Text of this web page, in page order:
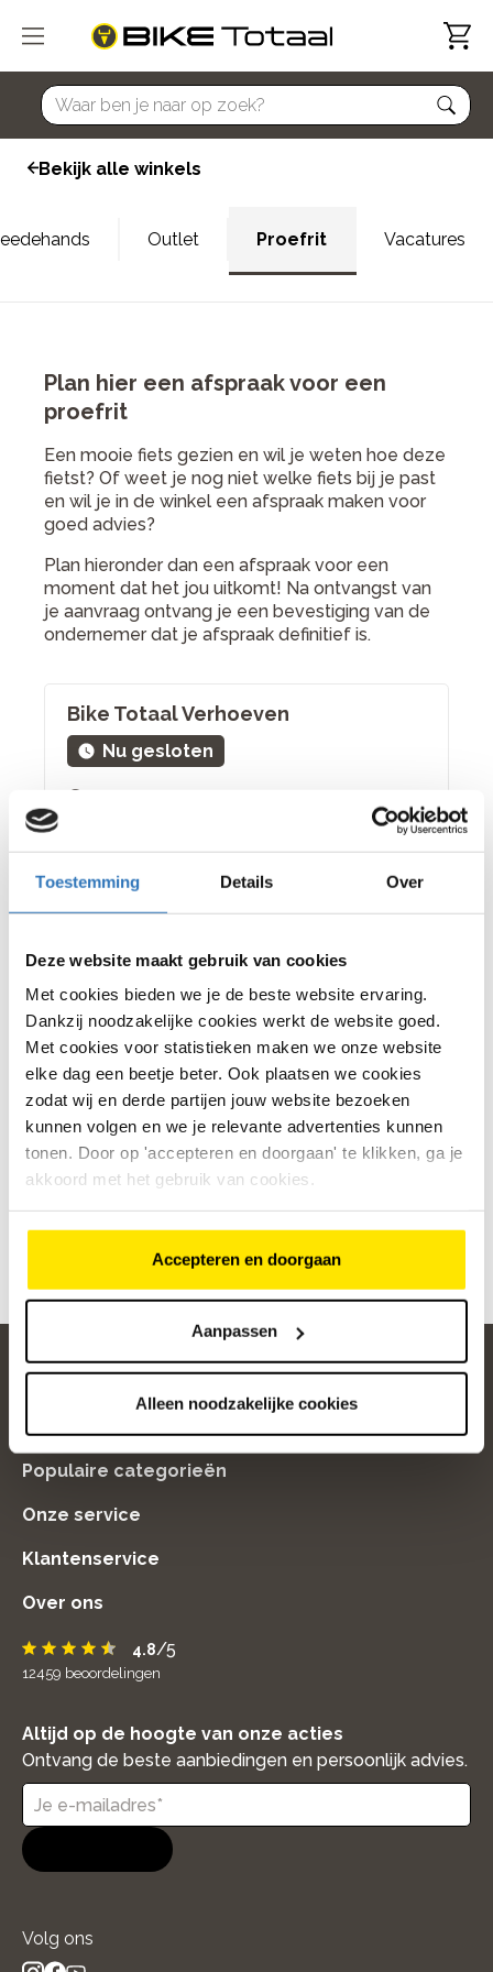
Toestemming Details Over
Deze website maakt gebruik van cookies
Met cookies bieden we je de beste website ervaring.
Dankzij noodzakelijke cookies werkt de website goed.
Met cookies voor statistieken maken we onze website
elke dag een beetje beter. Ook plaatsen we cookies
zodat wij en derde partijen jouw website bezoeken
kunnen volgen en we je relevante advertenties kunnen
tonen. Door op 'accepteren en doorgaan' te klikken, ga je
akkoord met het gebruik van cookies.
Accepteren en doorgaan
Aanpassen
Alleen noodzakelijke cookies
home
Bekijk alle winkels
Outlet Proefrit Vacatures
Plan hier een afspraak voor een
proefrit
Een mooie fiets gezien en wil je weten hoe deze
fietst? Of weet je nog niet welke fiets bij je past
en wil je in de winkel een afspraak maken voor
goed advies?
Plan hieronder dan een afspraak voor een
moment dat het jou uitkomt! Na ontvangst van
je aanvraag ontvang je een bevestiging van de
ondernemer dat je afspraak definitief is.
Bike Totaal Verhoeven
Nu gesloten
Kies een andere winkel
Kies een datum en tijd
Kies een dag
Selecteer een dag
Kies een moment
De tijdsloten konden niet worden opgehaald,
probeer het opnieuw met een andere winkel of
datum.
Populaire categorieën
Onze service
Klantenservice
Over ons
4.8/5
12459 beoordelingen
Altijd op de hoogte van onze acties
Ontvang de beste aanbiedingen en persoonlijk advies.
Volg ons